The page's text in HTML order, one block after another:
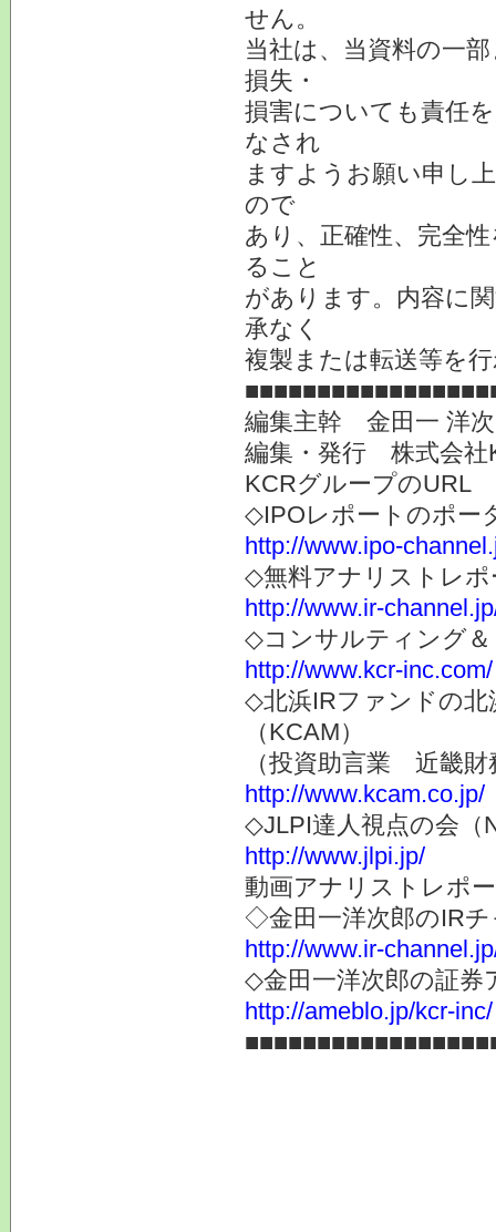
せん。
当社は、当資料の一
損失・
損害についても責任
なされ
ますようお願い申し
ので
あり、正確性、完全
ること
があります。内容に
承なく
複製または転送等を
編集主幹 金田一 洋
編集・発行 株式会社
KCRグループのURL
◇IPOレポートのポー
http://www.ipo-
◇無料アナリストレ
http://www.ir-
◇コンサルティング＆
http://www.kcr-inc.com/
◇北浜IRファンドの
（KCAM）
（投資助言業 近畿財
http://www.kcam.co.jp/
◇JLPI達人視点の会（
http://www.jlpi.jp/
動画アナリストレポ
◇金田一洋次郎のIR
http://www.ir-
◇金田一洋次郎の証券
http://ameblo.jp/kcr-inc/